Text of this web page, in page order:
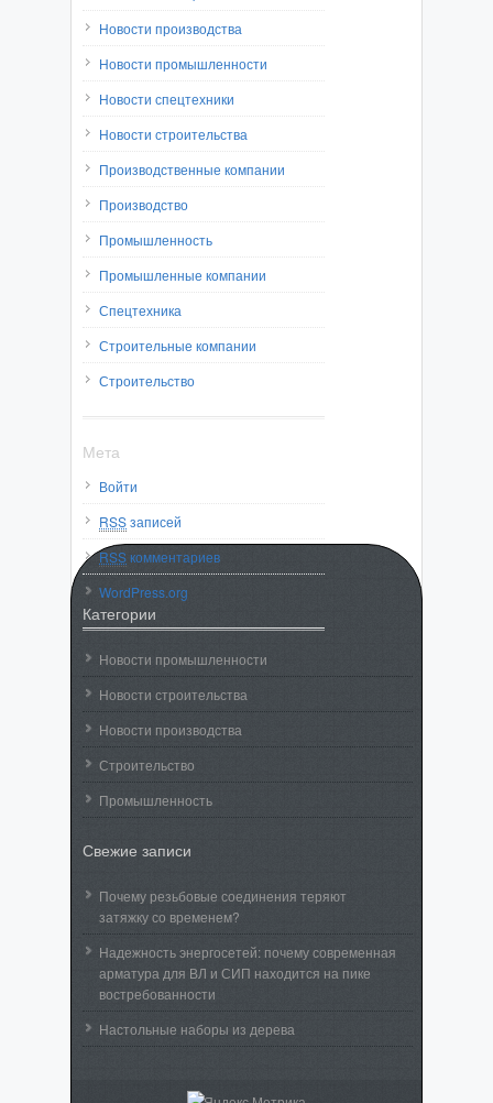
Новости производства
Новости промышленности
Новости спецтехники
Новости строительства
Производственные компании
Производство
Промышленность
Промышленные компании
Спецтехника
Строительные компании
Строительство
Мета
Войти
RSSзаписей
RSSкомментариев
WordPress.org
Категории
Новости промышленности
Новости строительства
Новости производства
Строительство
Промышленность
Свежие записи
Почему резьбовые соединения теряют
затяжку со временем?
Надежность энергосетей: почему современная
арматура для ВЛ и СИП находится на пике
востребованности
Настольные наборы из дерева